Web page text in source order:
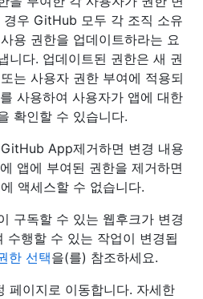
우 GitHub 모두 각 조직 소유
용 권한을 업데이트하라는 요
니다. 업데이트된 권한은 새 권
는 사용자 권한 부여에 적용되
를 사용하여 사용자가 앱에 대한
확인할 수 있습니다.
App제거하면 변경 내용
앱에 부여된 권한을 제거하면
액세스할 수 없습니다.
구독할 수 있는 웹후크가 변경
수행할 수 있는 작업이 변경됩
한 선택을(를) 참조하세요.
페이지로 이동합니다. 자세한